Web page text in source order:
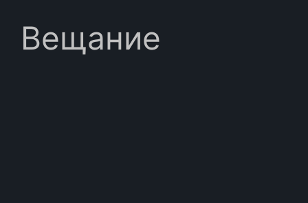
Вещание